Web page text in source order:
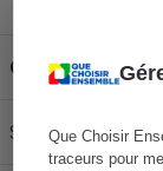
Que Choisir
traceurs pour
Carburant
SP 95-E10